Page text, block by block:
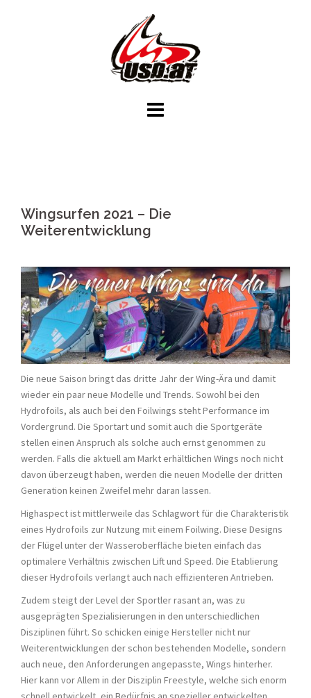
Wingsurfen 2021 – Die
Weiterentwicklung
Die neue Saison bringt das dritte Jahr der Wing-Ära und damit
wieder ein paar neue Modelle und Trends. Sowohl bei den
Hydrofoils, als auch bei den Foilwings steht Performance im
Vordergrund. Die Sportart und somit auch die Sportgeräte
stellen einen Anspruch als solche auch ernst genommen zu
werden. Falls die aktuell am Markt erhältlichen Wings noch nicht
davon überzeugt haben, werden die neuen Modelle der dritten
Generation keinen Zweifel mehr daran lassen.
Highaspect ist mittlerweile das Schlagwort für die Charakteristik
eines Hydrofoils zur Nutzung mit einem Foilwing. Diese Designs
der Flügel unter der Wasseroberfläche bieten einfach das
optimalere Verhältnis zwischen Lift und Speed. Die Etablierung
dieser Hydrofoils verlangt auch nach effizienteren Antrieben.
Zudem steigt der Level der Sportler rasant an, was zu
ausgeprägten Spezialisierungen in den unterschiedlichen
Disziplinen führt. So schicken einige Hersteller nicht nur
Weiterentwicklungen der schon bestehenden Modelle, sondern
auch neue, den Anforderungen angepasste, Wings hinterher.
Hier kann vor Allem in der Disziplin Freestyle, welche sich enorm